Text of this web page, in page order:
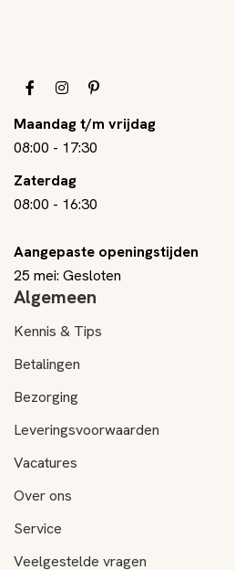
Maandag t/m vrijdag
08:00 - 17:30
Zaterdag
08:00 - 16:30
Aangepaste openingstijden
25 mei: Gesloten
Algemeen
Kennis & Tips
Betalingen
Bezorging
Leveringsvoorwaarden
Vacatures
Over ons
Service
Veelgestelde vragen